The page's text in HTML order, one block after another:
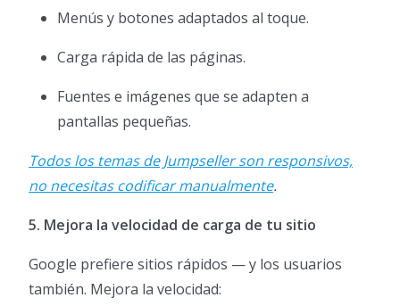
Menús y botones adaptados al toque.
Carga rápida de las páginas.
Fuentes e imágenes que se adapten a
pantallas pequeñas.
Todos los temas de Jumpseller son responsivos,
no necesitas codificar manualmente.
5. Mejora la velocidad de carga de tu sitio
Google prefiere sitios rápidos — y los usuarios
también. Mejora la velocidad: